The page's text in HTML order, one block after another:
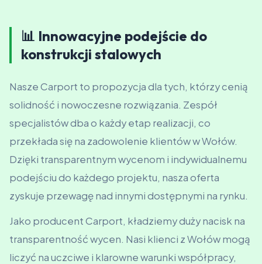
📊 Innowacyjne podejście do
konstrukcji stalowych
Nasze Carport to propozycja dla tych, którzy cenią
solidność i nowoczesne rozwiązania. Zespół
specjalistów dba o każdy etap realizacji, co
przekłada się na zadowolenie klientów w Wołów.
Dzięki transparentnym wycenom i indywidualnemu
podejściu do każdego projektu, nasza oferta
zyskuje przewagę nad innymi dostępnymi na rynku.
Jako producent Carport, kładziemy duży nacisk na
transparentność wycen. Nasi klienci z Wołów mogą
liczyć na uczciwe i klarowne warunki współpracy,